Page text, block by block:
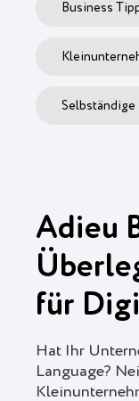
Business
Selbständige
Adieu
für
Hat Ihr
Language?